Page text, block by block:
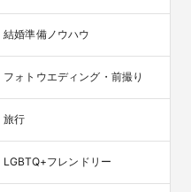
年10～12月限定【60
結婚準備ノウハウ
フォトウエディング・前撮り
旅行
LGBTQ+フレンドリー